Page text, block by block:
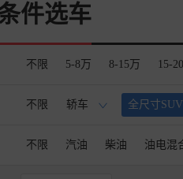
件选车
不限 5-8万 8-15万 15-
不限 轿车 > 全尺寸SUV
不限 汽油 柴油 油电混